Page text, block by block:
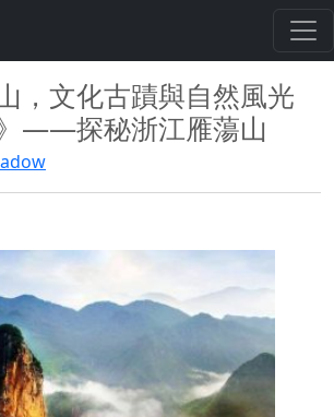
，文化古蹟與自然風光
——探秘浙江雁蕩山